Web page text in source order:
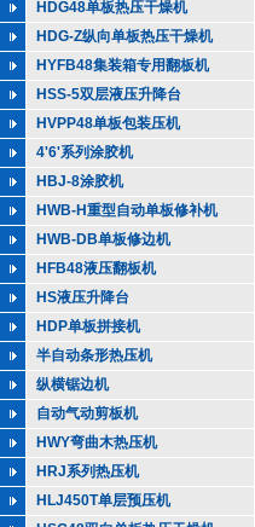
HDG48单板热压干燥机
HDG-Z纵向单板热压干燥机
HYFB48集装箱专用翻板机
HSS-5双层液压升降台
HVPP48单板包装压机
4'6'系列涂胶机
HBJ-8涂胶机
HWB-H重型自动单板修补机
HWB-DB单板修边机
HFB48液压翻板机
HS液压升降台
HDP单板拼接机
半自动条形热压机
纵横锯边机
自动气动剪板机
HWY弯曲木热压机
HRJ系列热压机
HLJ450T单层预压机